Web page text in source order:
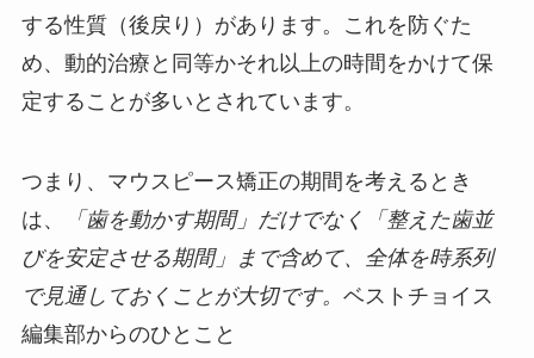
する性質（後戻り）があります。これを防ぐた
め、動的治療と同等かそれ以上の時間をかけて保
定することが多いとされています。
つまり、マウスピース矯正の期間を考えるとき
は、
「歯を動かす期間」だけでなく「整えた歯並
びを安定させる期間」まで含めて、全体を時系列
で見通しておくことが大切です。 ベストチョイス
編集部からのひとこと